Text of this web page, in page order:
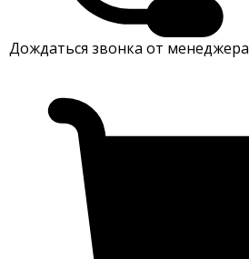
Дождаться звонка от менеджера